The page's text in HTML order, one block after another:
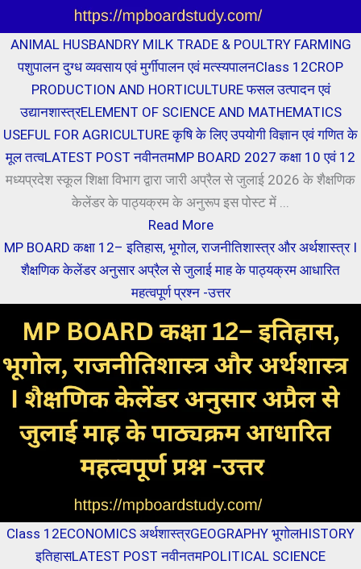
ANIMAL HUSBANDRY MILK TRADE & POULTRY FARMING
पशुपालन दुग्ध व्यवसाय एवं मुर्गीपालन एवं मत्स्यपालनClass 12CROP
PRODUCTION AND HORTICULTURE फसल उत्पादन एवं
उद्यानशास्त्रELEMENT OF SCIENCE AND MATHEMATICS
USEFUL FOR AGRICULTURE कृषि के लिए उपयोगी विज्ञान एवं गणित के
मूल तत्वLATEST POST नवीनतमMP BOARD 2027 कक्षा 10 एवं 12
मध्यप्रदेश स्कूल शिक्षा विभाग द्वारा जारी अप्रैल से जुलाई 2026 के शैक्षणिक
केलेंडर के पाठ्यक्रम के अनुरूप इस पोस्ट में ...
Read More
MP BOARD कक्षा 12– इतिहास, भूगोल, राजनीतिशास्त्र और अर्थशास्त्र I
शैक्षणिक केलेंडर अनुसार अप्रैल से जुलाई माह के पाठ्यक्रम आधारित
महत्वपूर्ण प्रश्न -उत्तर
Class 12ECONOMICS अर्थशास्त्रGEOGRAPHY भूगोलHISTORY
इतिहासLATEST POST नवीनतमPOLITICAL SCIENCE